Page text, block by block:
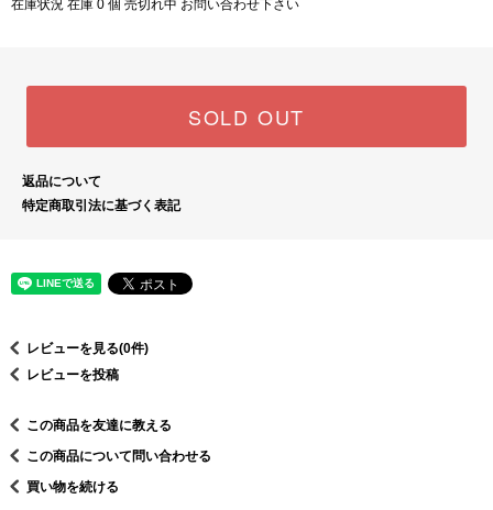
在庫状況 在庫 0 個 売切れ中 お問い合わせ下さい
SOLD OUT
返品について
特定商取引法に基づく表記
レビューを見る(0件)
レビューを投稿
この商品を友達に教える
この商品について問い合わせる
買い物を続ける